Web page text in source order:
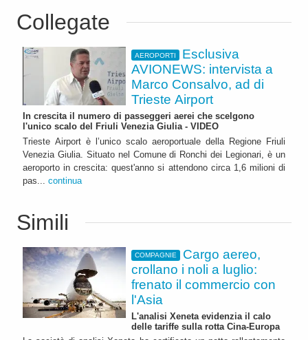
Collegate
AEROPORTI
Esclusiva
AVIONEWS: intervista a
Marco Consalvo, ad di
Trieste Airport
In crescita il numero di passeggeri aerei che scelgono
l'unico scalo del Friuli Venezia Giulia - VIDEO
Trieste Airport è l’unico scalo aeroportuale della Regione Friuli
Venezia Giulia. Situato nel Comune di Ronchi dei Legionari, è un
aeroporto in crescita: quest'anno si attendono circa 1,6 milioni di
pas... continua
Simili
COMPAGNIE
Cargo aereo,
crollano i noli a luglio:
frenato il commercio con
l'Asia
L'analisi Xeneta evidenzia il calo
delle tariffe sulla rotta Cina-Europa